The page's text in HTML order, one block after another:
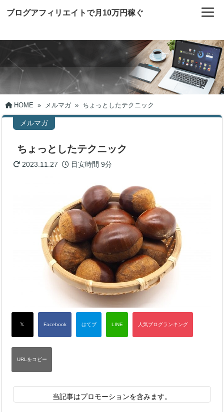
ブログアフィリエイトで月10万円稼ぐ
HOME » メルマガ» ちょっとしたテクニック
メルマガ
ちょっとしたテクニック
2023.11.27 目安時間9分
当記事はプロモーションを含みます。